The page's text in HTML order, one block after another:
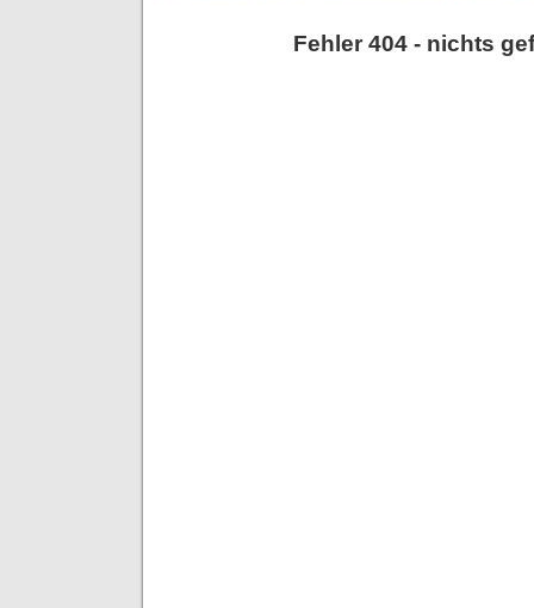
Fehler 404 - nichts